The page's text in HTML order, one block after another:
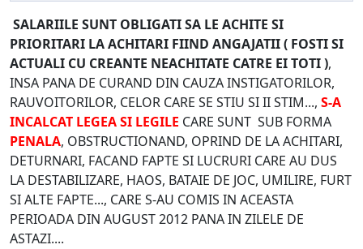
SALARIILE SUNT OBLIGATI SA LE ACHITE SI
PRIORITARI LA ACHITARI FIIND ANGAJATII ( FOSTI SI
ACTUALI CU CREANTE NEACHITATE CATRE EI TOTI ),
INSA PANA DE CURAND DIN CAUZA INSTIGATORILOR,
RAUVOITORILOR, CELOR CARE SE STIU SI II STIM..., S-A
INCALCAT LEGEA SI LEGILE CARE SUNT SUB FORMA
PENALA, OBSTRUCTIONAND, OPRIND DE LA ACHITARI,
DETURNARI, FACAND FAPTE SI LUCRURI CARE AU DUS
LA DESTABILIZARE, HAOS, BATAIE DE JOC, UMILIRE, FURT
SI ALTE FAPTE..., CARE S-AU COMIS IN ACEASTA
PERIOADA DIN AUGUST 2012 PANA IN ZILELE DE
ASTAZI....